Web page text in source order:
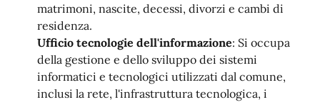
matrimoni, nascite, decessi, divorzi e cambi di
residenza.
Ufficio tecnologie dell'informazione: Si occupa
della gestione e dello sviluppo dei sistemi
informatici e tecnologici utilizzati dal comune,
inclusi la rete, l'infrastruttura tecnologica, i